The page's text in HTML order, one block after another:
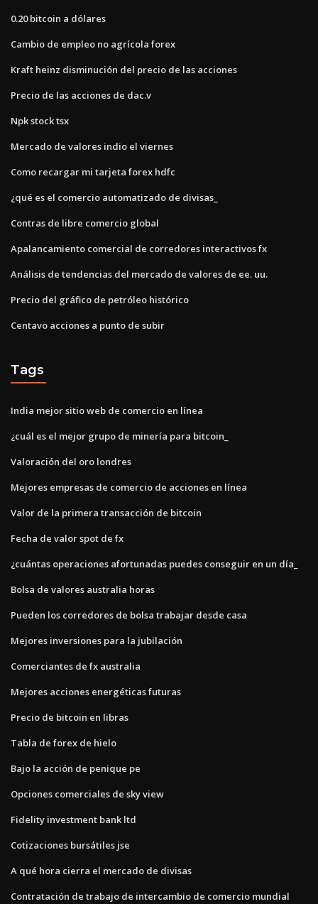
0.20 bitcoin a dólares
Cambio de empleo no agrícola forex
Kraft heinz disminución del precio de las acciones
Precio de las acciones de dac.v
Npk stock tsx
Mercado de valores indio el viernes
Como recargar mi tarjeta forex hdfc
¿qué es el comercio automatizado de divisas_
Contras de libre comercio global
Apalancamiento comercial de corredores interactivos fx
Análisis de tendencias del mercado de valores de ee. uu.
Precio del gráfico de petróleo histórico
Centavo acciones a punto de subir
Tags
India mejor sitio web de comercio en línea
¿cuál es el mejor grupo de minería para bitcoin_
Valoración del oro londres
Mejores empresas de comercio de acciones en línea
Valor de la primera transacción de bitcoin
Fecha de valor spot de fx
¿cuántas operaciones afortunadas puedes conseguir en un día_
Bolsa de valores australia horas
Pueden los corredores de bolsa trabajar desde casa
Mejores inversiones para la jubilación
Comerciantes de fx australia
Mejores acciones energéticas futuras
Precio de bitcoin en libras
Tabla de forex de hielo
Bajo la acción de penique pe
Opciones comerciales de sky view
Fidelity investment bank ltd
Cotizaciones bursátiles jse
A qué hora cierra el mercado de divisas
Contratación de trabajo de intercambio de comercio mundial